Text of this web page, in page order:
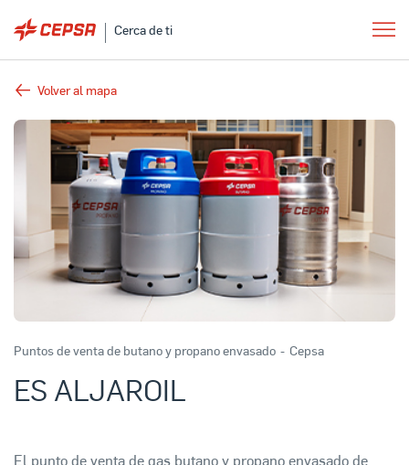
Cerca de ti
Volver al mapa
Puntos de venta de butano y propano envasado - Cepsa
ES ALJAROIL
El punto de venta de gas butano y propano envasado de